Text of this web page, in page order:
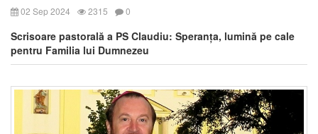
02 Sep 2024 2315 0
Scrisoare pastorală a PS Claudiu: Speranța, lumină pe cale
pentru Familia lui Dumnezeu